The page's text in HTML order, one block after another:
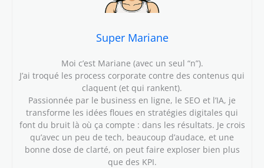
Super Mariane
Moi c’est Mariane (avec un seul “n”).
J’ai troqué les process corporate contre des contenus qui
claquent (et qui rankent).
Passionnée par le business en ligne, le SEO et l’IA, je
transforme les idées floues en stratégies digitales qui
font du bruit là où ça compte : dans les résultats. Je crois
qu’avec un peu de tech, beaucoup d’audace, et une
bonne dose de clarté, on peut faire exploser bien plus
que des KPI.